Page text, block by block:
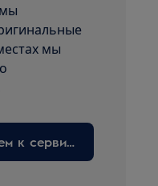
мы
Запишитесь на прием к сервисному технику здесь